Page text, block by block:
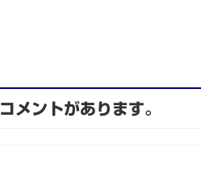
メントがあります。